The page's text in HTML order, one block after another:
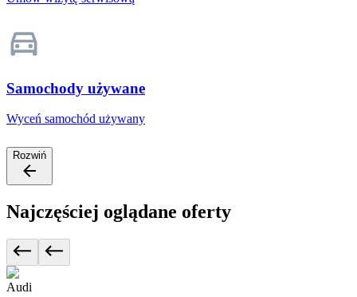
Samochody używane
Wyceń samochód używany
Rozwiń
Najczęściej oglądane oferty
Audi